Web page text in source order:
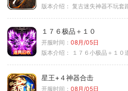
版本介绍： 复古迷失神器不玩套
１７６极品＋１０
开服时间： 08月/05日
版本介绍：
１７６小极品＋１０
星王+４神器合击
开服时间： 08月/05日